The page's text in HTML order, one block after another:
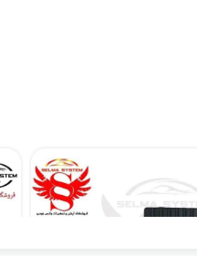
کیلس استارت با دکمه استارتر (فاقد ریموت)
۵,۴۹۰,۰۰۰ تومان